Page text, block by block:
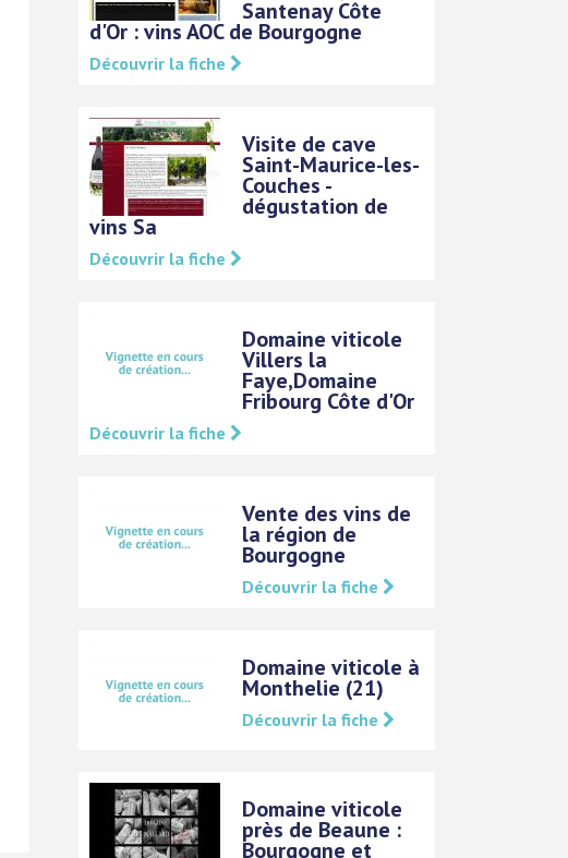
Santenay Côte
d'Or : vins AOC de Bourgogne
Découvrir la fiche
Visite de cave
Saint-Maurice-les-
Couches -
dégustation de
vins Sa
Découvrir la fiche
Domaine viticole
Villers la
Faye,Domaine
Fribourg Côte d'Or
Découvrir la fiche
Vente des vins de
la région de
Bourgogne
Découvrir la fiche
Domaine viticole à
Monthelie (21)
Découvrir la fiche
Domaine viticole
près de Beaune :
Bourgogne et